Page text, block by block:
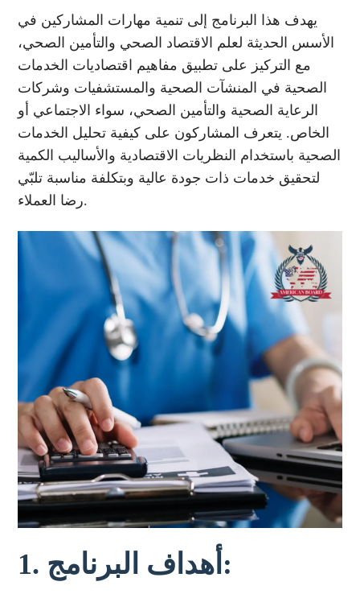
يهدف هذا البرنامج إلى تنمية مهارات المشاركين في
الأسس الحديثة لعلم الاقتصاد الصحي والتأمين الصحي،
مع التركيز على تطبيق مفاهيم اقتصاديات الخدمات
الصحية في المنشآت الصحية والمستشفيات وشركات
الرعاية الصحية والتأمين الصحي، سواء الاجتماعي أو
الخاص. يتعرف المشاركون على كيفية تحليل الخدمات
الصحية باستخدام النظريات الاقتصادية والأساليب الكمية
لتحقيق خدمات ذات جودة عالية وبتكلفة مناسبة تلبّي
رضا العملاء.
1. أهداف البرنامج: